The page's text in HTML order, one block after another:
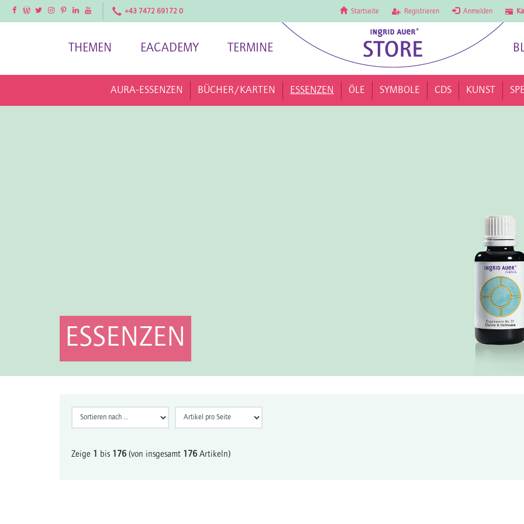
FacebookFacebookTwitterInstagramPinterestLinkedInYouTube +43 7472 69172 0 Startseite Registrieren Anmelden
THEMEN EACADEMY TERMINE
AURA-ESSENZEN BÜCHER/KARTEN ESSENZEN ÖLE SYMBOLE CDS KUNST
ESSENZEN
Zeige 1 bis 176 (von insgesamt 176 Artikeln)